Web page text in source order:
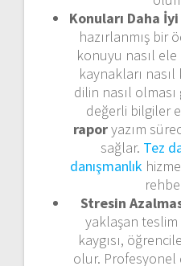
Konuları Daha
hazırlanmış bir
konuyu nasıl
kaynakları
dilin nasıl
değerli bilgiler
raporyazım
sağlar. Tez
danışmanlık
Stresin
yaklaşan
kaygısı,
olur. Profesyonel